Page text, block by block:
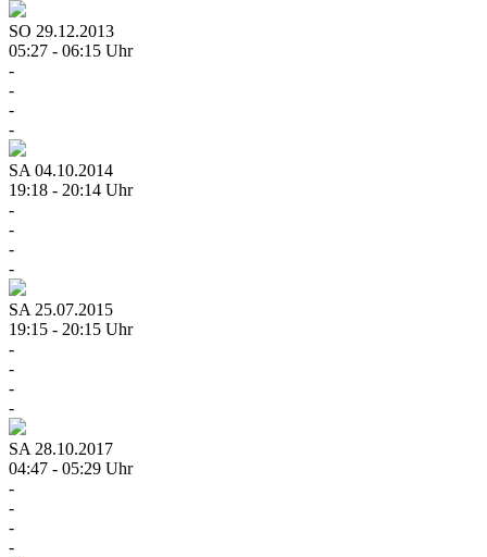
SO 29.12.2013
05:27 - 06:15 Uhr
-
-
-
-
SA 04.10.2014
19:18 - 20:14 Uhr
-
-
-
-
SA 25.07.2015
19:15 - 20:15 Uhr
-
-
-
-
SA 28.10.2017
04:47 - 05:29 Uhr
-
-
-
-